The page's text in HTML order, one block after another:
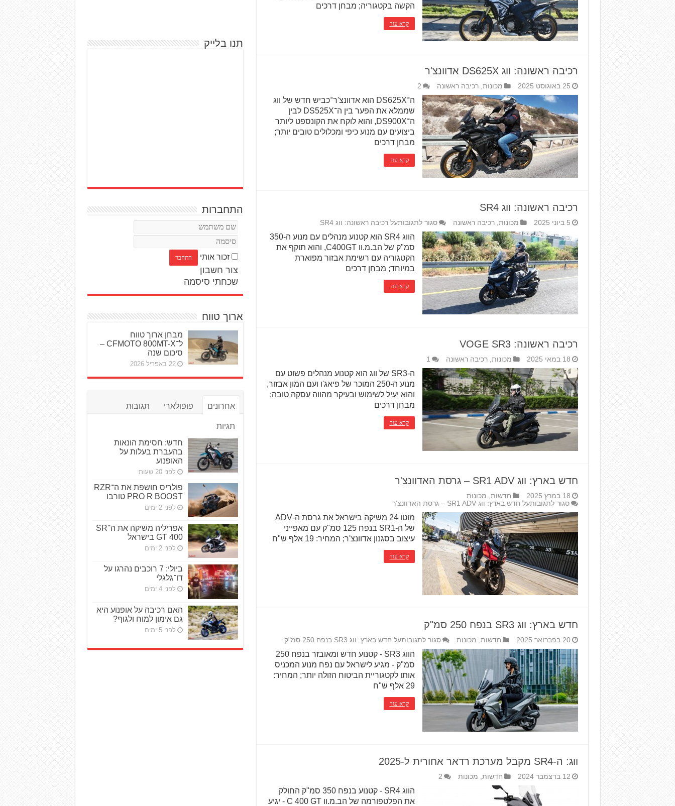
הקשה בקטגוריה; מבחן דרכים
קרא עוד
רכיבה ראשונה: ווג DS625X אדוונצ'ר
25 באוגוסט 2025 מכונות,רכיבה ראשונה 2
ה־DS625X הוא אדוונצ'ר־כביש חדש של ווג
שממלא את הפער בין ה־DS525X לבין
ה־DS900X, והוא לוקח את הקונספט ליותר
ביצועים עם מנוע כיפי ומכלולים טובים יותר;
מבחן דרכים
קרא עוד
רכיבה ראשונה: ווג SR4
5 ביוני 2025 מכונות,רכיבה ראשונה סגור לתגובותעל רכיבה ראשונה: ווג SR4
הווג SR4 הוא קטנוע מנהלים עם מנוע ה-350
סמ"ק של הב.מ.וו C400GT, והוא תוקף את
הקטגוריה עם רשימת אבזור מפוארת
במיוחד; מבחן דרכים
קרא עוד
רכיבה ראשונה: VOGE SR3
18 במאי 2025 מכונות,רכיבה ראשונה 1
ה-SR3 של ווג הוא קטנוע מנהלים פשוט עם
מנוע ה-250 המוכר של פיאג'ו ועם המון אבזור,
והוא יעיל לשימוש ובעיקר מהווה עסקה טובה;
מבחן דרכים
קרא עוד
חדש בארץ: ווג SR1 ADV – גרסת האדוונצ'ר
18 במרץ 2025 חדשות, מכונות
סגור לתגובותעל חדש בארץ: ווג SR1 ADV – גרסת האדוונצ'ר
מוטו 24 משיקה בישראל את גרסת ה-ADV
של ה-SR1 בנפח 125 סמ"ק עם מאפייני
עיצוב בסגנון אדוונצ'ר; המחיר: 19 אלף ש"ח
קרא עוד
חדש בארץ: ווג SR3 בנפח 250 סמ"ק
20 בפברואר 2025 חדשות, מכונות סגור לתגובותעל חדש בארץ: ווג SR3 בנפח 250 סמ"ק
הווג SR3 - קטנוע חדש ומאובזר בנפח 250
סמ"ק - מגיע לישראל עם נפח מנוע המכניס
אותו לקטגוריית הביטוח הזולה יותר; המחיר:
29 אלף ש"ח
קרא עוד
ווג: ה-SR4 מקבל מערכת רדאר אחורית ל-2025
12 בדצמבר 2024 חדשות, מכונות 2
הווג SR4 - קטנוע בנפח 350 סמ"ק החולק
את הפלטפורמה של הב.מ.וו C 400 GT - יגיע
תנו בלייק
התחברות
זכור אותי
צור חשבון
שכחתי סיסמה
ארוך טווח
מבחן ארוך טווח
ל־CFMOTO 800MT-X –
סיכום שנה
22 באפריל 2026
אחרונים פופולארי תגובות
תגיות
חדש: חסימת הונאות
בהעברת בעלות על
האופנוע
לפני 20 שעות
פולריס חושפת את ה־RZR
PRO R BOOST טורבו
לפני 2 ימים
אפריליה משיקה את ה־SR
GT 400 בישראל
לפני 2 ימים
ביולי: 7 רוכבים נהרגו על
דו־גלגלי
לפני 4 ימים
האם רכיבה על אופנוע היא
גם אימון למוח ולגוף?
לפני 5 ימים